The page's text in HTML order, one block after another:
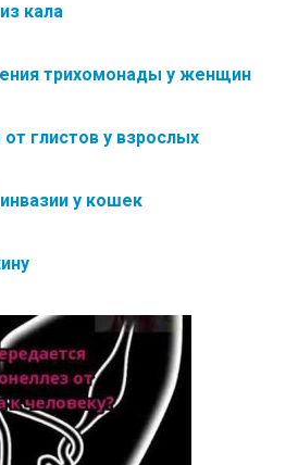
кала
трихомонады у женщин
глистов у взрослых
у кошек